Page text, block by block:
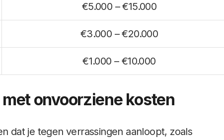
€5.000 – €15.000
€3.000 – €20.000
€1.000 – €10.000
onvoorziene kosten
dat je tegen verrassingen aanloopt, zoals